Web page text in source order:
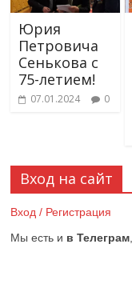
Юрия
Петровича
Сенькова с
75-летием!
07.01.2024 0
Вход на сайт
Вход / Регистрация
Мы есть и в Телеграм